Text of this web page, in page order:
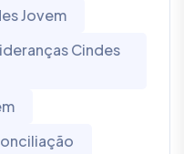
Jovem
Cindes